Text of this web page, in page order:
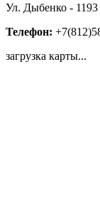
Ул. Дыбенко -
Телефон:
загрузка карты...